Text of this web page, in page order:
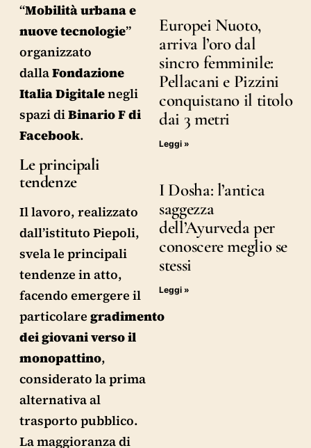
“Mobilità urbana e
nuove tecnologie”
organizzato
dallaFondazione
Italia Digitalenegli
spazi diBinario F di
Facebook.
Le principali
tendenze
Il lavoro, realizzato
dall’istituto Piepoli,
svela le principali
tendenze in atto,
facendo emergere il
particolare gradimento
dei giovani verso il
monopattino,
considerato la prima
alternativa al
trasporto pubblico.
La maggioranza di
Europei Nuoto,
arriva l’oro dal
sincro femminile:
Pellacani e Pizzini
conquistano il titolo
dai 3 metri
Leggi »
I Dosha: l’antica
saggezza
dell’Ayurveda per
conoscere meglio se
stessi
Leggi »